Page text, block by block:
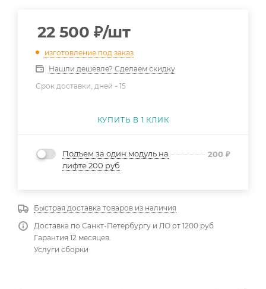
22 500 ₽/шт
изготовление под заказ
Нашли дешевле? Сделаем скидку
Срок доставки, дней - 15
КУПИТЬ В 1 КЛИК
Подъем за один модуль на
лифте 200 руб
200 ₽
Быстрая доставка товаров из наличия
Доставка по Санкт-Петербургу и ЛО от 1200 руб
Гарантия 12 месяцев.
Услуги сборки